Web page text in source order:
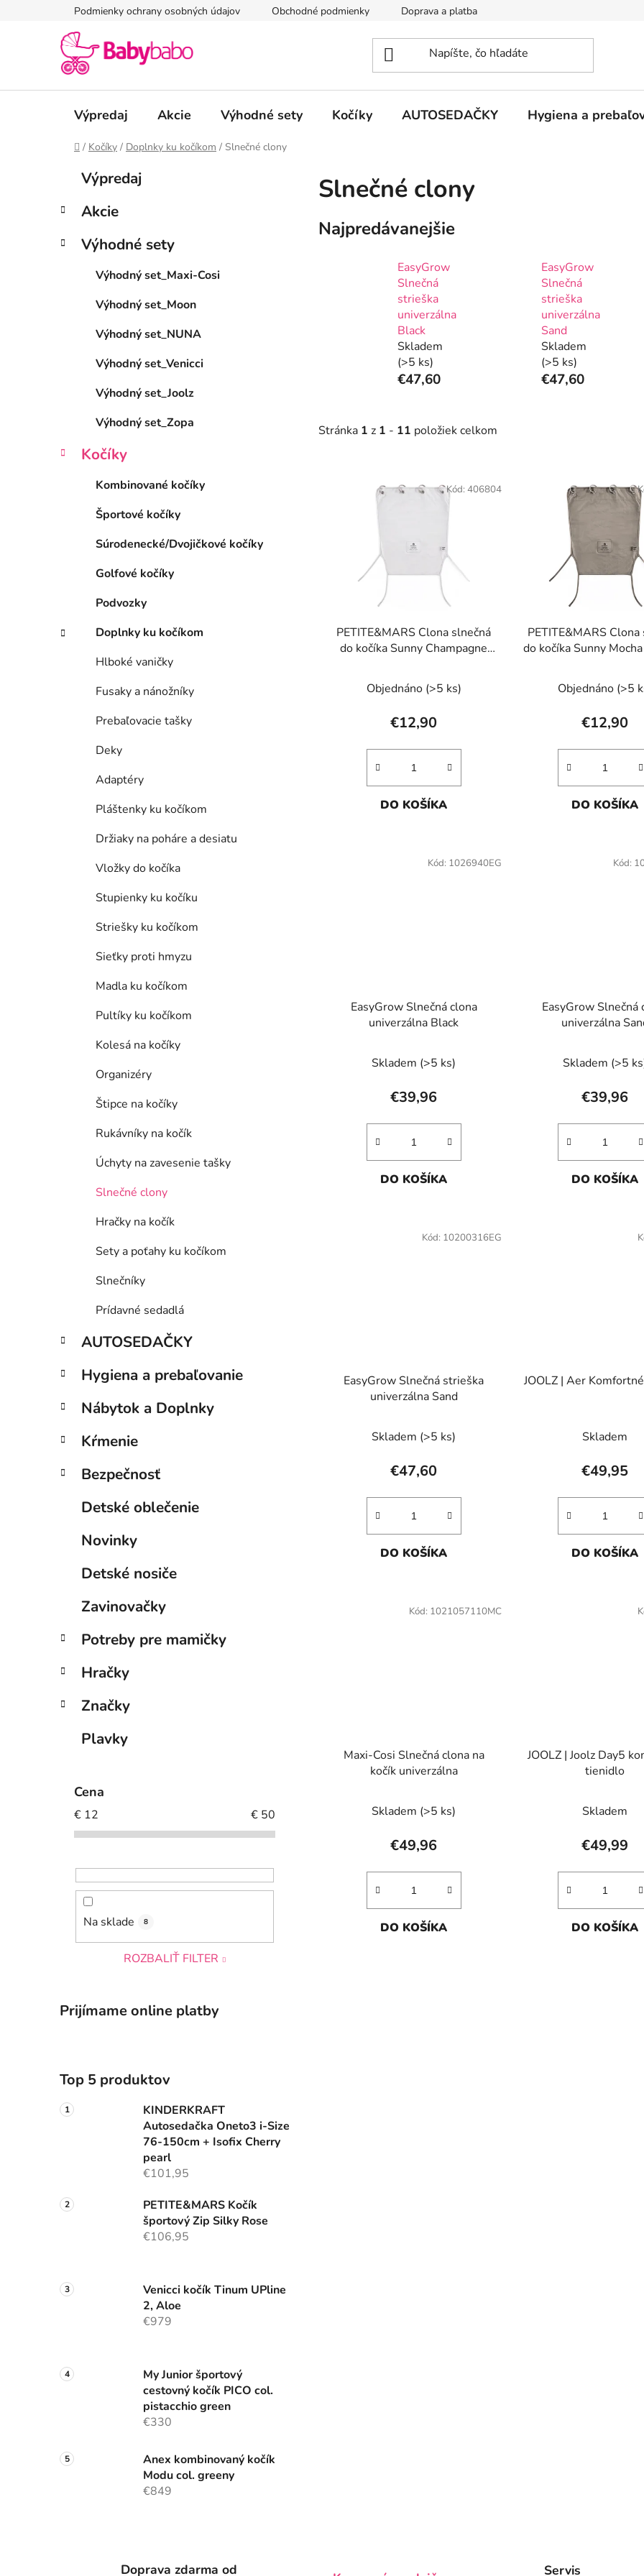
Podmienky ochrany osobných údajov Obchodné podmienky Doprava a platba
Výpredaj Akcie Výhodné sety Kočíky AUTOSEDAČKY Hygiena a
Domov
/ Kočíky / Doplnky ku kočíkom / Slnečné clony
č
ý
Preskočiť
kategórie
e
ó
Výpredaj
Akcie
Výhodné sety
Výhodný set_Maxi-Cosi
Výhodný set_Moon
Výhodný set_NUNA
Výhodný set_Venicci
Výhodný set_Joolz
Výhodný set_Zopa
Kočíky
Kombinované kočíky
Športové kočíky
Súrodenecké/Dvojičkové kočíky
Golfové kočíky
Podvozky
Doplnky ku kočíkom
Hlboké vaničky
Fusaky a nánožníky
Prebaľovacie tašky
Deky
Adaptéry
Pláštenky ku kočíkom
Držiaky na poháre a desiatu
Vložky do kočíka
Stupienky ku kočíku
Striešky ku kočíkom
Sieťky proti hmyzu
Madla ku kočíkom
Pultíky ku kočíkom
Kolesá na kočíky
Organizéry
Štipce na kočíky
Rukávníky na kočík
Úchyty na zavesenie tašky
Slnečné clony
Hračky na kočík
Sety a poťahy ku kočíkom
Slnečníky
Prídavné sedadlá
AUTOSEDAČKY
Hygiena a prebaľovanie
Nábytok a Doplnky
Kŕmenie
Bezpečnosť
Detské oblečenie
Novinky
Detské nosiče
Zavinovačky
Potreby pre mamičky
Hračky
Značky
Plavky
Cena
€ 12 € 50
Na sklade 8
ROZBALIŤ FILTER
Prijímame online platby
Top 5 produktov
KINDERKRAFT
Autosedačka Oneto3 i-Size
76-150cm + Isofix Cherry
pearl
€101,95
PETITE&MARS Kočík
športový Zip Silky Rose
€106,95
Venicci kočík Tinum UPline
2, Aloe
€979
My Junior športový
cestovný kočík PICO col.
pistacchio green
€330
Anex kombinovaný kočík
Modu col. greeny
€849
Slnečné clony
Najpredávanejšie
EasyGrow
Slnečná
strieška
univerzálna
Black
Skladem
(>5 ks)
€47,60
EasyGrow
Slnečná
strieška
univerzálna
Sand
Skladem
(>5 ks)
€47,60
Stránka 1 z 1 - 11 položiek celkom
PETITE&MARS Clona slnečná
do kočíka Sunny Champagne
Objednáno (>5 ks)
€12,90
DO KOŠÍKA
Kód: 406804
PETITE&MARS Clona
do kočíka Sunny
Objednáno (>5
€12,90
DO KOŠÍKA
EasyGrow Slnečná clona
univerzálna Black
Skladem (>5 ks)
€39,96
DO KOŠÍKA
Kód: 1026940EG
EasyGrow Slnečná
univerzálna
Skladem (>5
€39,96
DO KOŠÍKA
Kód:
EasyGrow Slnečná strieška
univerzálna Sand
Skladem (>5 ks)
€47,60
DO KOŠÍKA
Kód: 10200316EG
JOOLZ | Aer
Skladem
€49,95
DO KOŠÍKA
Maxi-Cosi Slnečná clona na
kočík univerzálna
Skladem (>5 ks)
€49,96
DO KOŠÍKA
Kód: 1021057110MC
JOOLZ | Joolz Day5
tienidlo
Skladem
€49,99
DO KOŠÍKA
Doprava zdarma od Servis